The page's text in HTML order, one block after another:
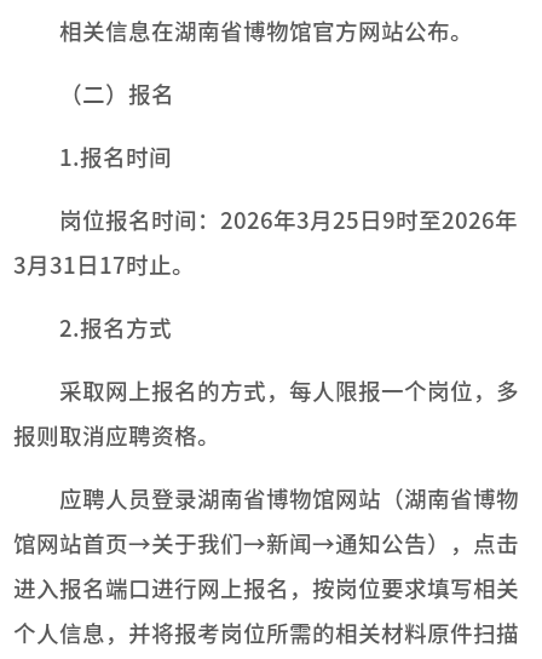
相关信息在湖南省博物馆官方网站公布。
（二）报名
1.报名时间
岗位报名时间：2026年3月25日9时至2026年
3月31日17时止。
2.报名方式
采取网上报名的方式，每人限报一个岗位，多
报则取消应聘资格。
应聘人员登录湖南省博物馆网站（湖南省博物
馆网站首页→关于我们→新闻→通知公告），点击
进入报名端口进行网上报名，按岗位要求填写相关
个人信息，并将报考岗位所需的相关材料原件扫描